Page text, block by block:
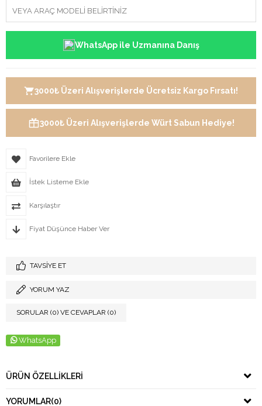
WhatsApp ile Uzmanına Danış
3000₺ Üzeri Alışverişlerde Ücretsiz Kargo Fırsatı!
3000₺ Üzeri Alışverişlerde Würt Sabun Hediye!
Favorilere Ekle
İstek Listeme Ekle
Karşılaştır
Fiyat Düşünce Haber Ver
TAVSIYE ET
YORUM YAZ
SORULAR (0) VE CEVAPLAR (0)
WhatsApp
ÜRÜN ÖZELLIKLERI
YORUMLAR(0)